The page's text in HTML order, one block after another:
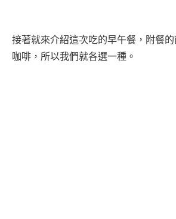
接著就來介紹這次吃的早午餐，附餐
咖啡，所以我們就各選一種。